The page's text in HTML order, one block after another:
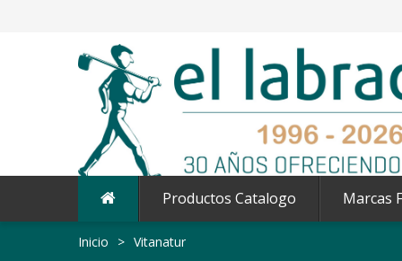
Productos Catalogo Marcas
Inicio > Vitanatur